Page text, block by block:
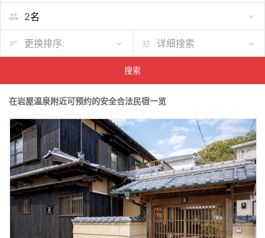
更换排序: 详细搜索
搜索
在岩屋温泉附近可预约的安全合法民宿一览